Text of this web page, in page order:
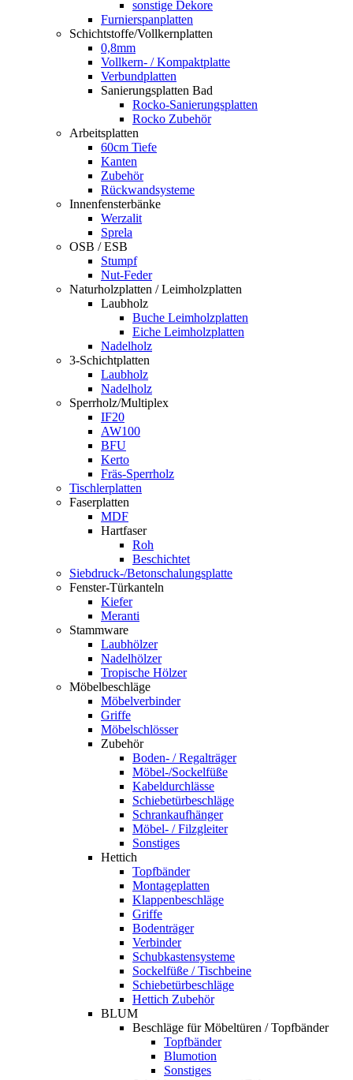
sonstige Dekore
Furnierspanplatten
Schichtstoffe/Vollkernplatten
0,8mm
Vollkern- / Kompaktplatte
Verbundplatten
Sanierungsplatten Bad
Rocko-Sanierungsplatten
Rocko Zubehör
Arbeitsplatten
60cm Tiefe
Kanten
Zubehör
Rückwandsysteme
Innenfensterbänke
Werzalit
Sprela
OSB / ESB
Stumpf
Nut-Feder
Naturholzplatten / Leimholzplatten
Laubholz
Buche Leimholzplatten
Eiche Leimholzplatten
Nadelholz
3-Schichtplatten
Laubholz
Nadelholz
Sperrholz/Multiplex
IF20
AW100
BFU
Kerto
Fräs-Sperrholz
Tischlerplatten
Faserplatten
MDF
Hartfaser
Roh
Beschichtet
Siebdruck-/Betonschalungsplatte
Fenster-Türkanteln
Kiefer
Meranti
Stammware
Laubhölzer
Nadelhölzer
Tropische Hölzer
Möbelbeschläge
Möbelverbinder
Griffe
Möbelschlösser
Zubehör
Boden- / Regalträger
Möbel-/Sockelfüße
Kabeldurchlässe
Schiebetürbeschläge
Schrankaufhänger
Möbel- / Filzgleiter
Sonstiges
Hettich
Topfbänder
Montageplatten
Klappenbeschläge
Griffe
Bodenträger
Verbinder
Schubkastensysteme
Sockelfüße / Tischbeine
Schiebetürbeschläge
Hettich Zubehör
BLUM
Beschläge für Möbeltüren / Topfbänder
Topfbänder
Blumotion
Sonstiges